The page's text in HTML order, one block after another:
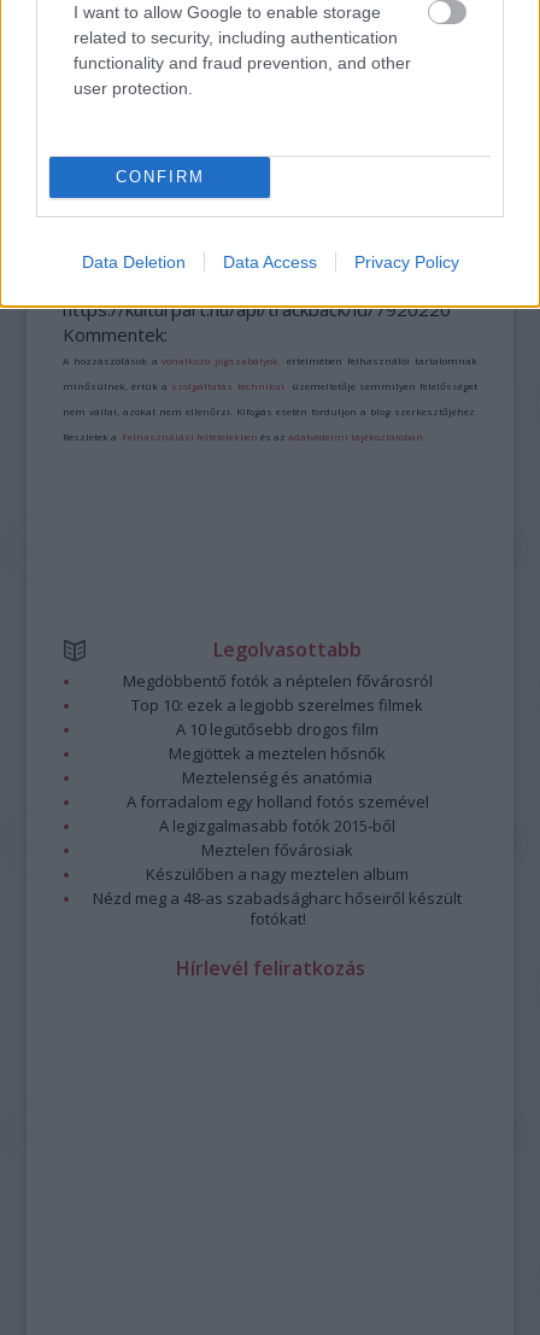
I want to allow Google to enable storage
related to security, including authentication
functionality and fraud prevention, and other
user protection.
CONFIRM
Data Deletion Data Access Privacy Policy
SZÁGULDÁS, SÁRKÁNYOK, ROSSZFIÚK – A NYÁR
10 LEGKEDVELTEBB MOZIJA MAGYARORSZÁGON
https://kulturpart.hu/api/trackback/id/7920220
Kommentek:
A hozzászólások avonatkozó jogszabályok értelmében felhasználói tartalomnak
minősülnek, értük a szolgáltatás technikai üzemeltetője semmilyen felelősséget
nem vállal, azokat nem ellenőrzi. Kifogás esetén forduljon a blog szerkesztőjéhez.
Részletek a Felhasználási feltételekben és azadatvédelmi tájékoztatóban
Legolvasottabb
Megdöbbentő fotók a néptelen fővárosról
Top 10: ezek a legjobb szerelmes filmek
A 10 legütősebb drogos film
Megjöttek a meztelen hősnők
Meztelenség és anatómia
A forradalom egy holland fotós szemével
A legizgalmasabb fotók 2015-ből
Meztelen fővárosiak
Készülőben a nagy meztelen album
Nézd meg a 48-as szabadságharc hőseiről készült
fotókat!
Hírlevél feliratkozás